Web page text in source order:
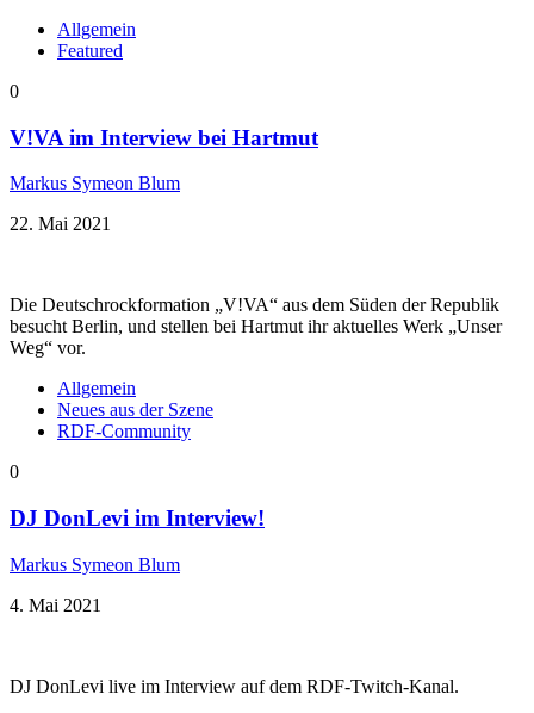
Allgemein
Featured
0
V!VA im Interview bei Hartmut
Markus Symeon Blum
22. Mai 2021
Die Deutschrockformation „V!VA“ aus dem Süden der Republik
besucht Berlin, und stellen bei Hartmut ihr aktuelles Werk „Unser
Weg“ vor.
Allgemein
Neues aus der Szene
RDF-Community
0
DJ DonLevi im Interview!
Markus Symeon Blum
4. Mai 2021
DJ DonLevi live im Interview auf dem RDF-Twitch-Kanal.